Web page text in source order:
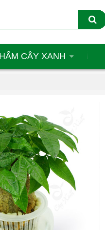
CÂY XANH